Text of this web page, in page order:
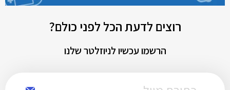
רוצים לדעת הכל לפני כולם?
הרשמו עכשיו לניוזלטר שלנו